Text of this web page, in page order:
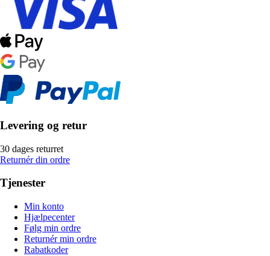
Levering og retur
30 dages returret
Returnér din ordre
Tjenester
Min konto
Hjælpecenter
Følg min ordre
Returnér min ordre
Rabatkoder